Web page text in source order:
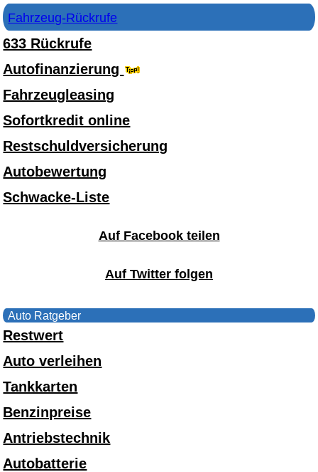
Fahrzeug-Rückrufe
633 Rückrufe
Autofinanzierung
Fahrzeugleasing
Sofortkredit online
Restschuldversicherung
Autobewertung
Schwacke-Liste
Auf Facebook teilen
Auf Twitter folgen
Auto Ratgeber
Restwert
Auto verleihen
Tankkarten
Benzinpreise
Antriebstechnik
Autobatterie